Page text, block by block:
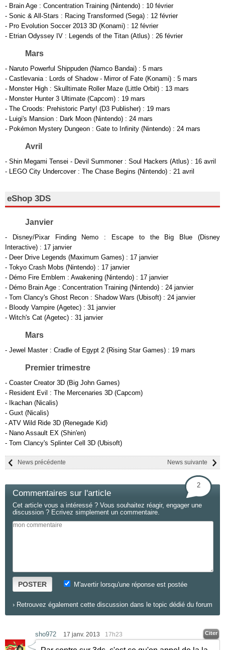
- Brain Age : Concentration Training (Nintendo) : 10 février
- Sonic & All-Stars : Racing Transformed (Sega) : 12 février
- Pro Evolution Soccer 2013 3D (Konami) : 12 février
- Etrian Odyssey IV : Legends of the Titan (Atlus) : 26 février
Mars
- Naruto Powerful Shippuden (Namco Bandai) : 5 mars
- Castlevania : Lords of Shadow - Mirror of Fate (Konami) : 5 mars
- Monster High : Skulltimate Roller Maze (Little Orbit) : 13 mars
- Monster Hunter 3 Ultimate (Capcom) : 19 mars
- The Croods: Prehistoric Party! (D3 Publisher) : 19 mars
- Luigi's Mansion : Dark Moon (Nintendo) : 24 mars
- Pokémon Mystery Dungeon : Gate to Infinity (Nintendo) : 24 mars
Avril
- Shin Megami Tensei - Devil Summoner : Soul Hackers (Atlus) : 16 avril
- LEGO City Undercover : The Chase Begins (Nintendo) : 21 avril
eShop 3DS
Janvier
- Disney/Pixar Finding Nemo : Escape to the Big Blue (Disney
Interactive) : 17 janvier
- Deer Drive Legends (Maximum Games) : 17 janvier
- Tokyo Crash Mobs (Nintendo) : 17 janvier
- Démo Fire Emblem : Awakening (Nintendo) : 17 janvier
- Démo Brain Age : Concentration Training (Nintendo) : 24 janvier
- Tom Clancy's Ghost Recon : Shadow Wars (Ubisoft) : 24 janvier
- Bloody Vampire (Agetec) : 31 janvier
- Witch's Cat (Agetec) : 31 janvier
Mars
- Jewel Master : Cradle of Egypt 2 (Rising Star Games) : 19 mars
Premier trimestre
- Coaster Creator 3D (Big John Games)
- Resident Evil : The Mercenaries 3D (Capcom)
- Ikachan (Nicalis)
- Guxt (Nicalis)
- ATV Wild Ride 3D (Renegade Kid)
- Nano Assault EX (Shin'en)
- Tom Clancy's Splinter Cell 3D (Ubisoft)
News suivante
News précédente
Commentaires sur l'article
2
Cet article vous a intéressé ? Vous souhaitez réagir, engager une
discussion ? Ecrivez simplement un commentaire.
POSTER M'avertir lorsqu'une réponse est postée
› Retrouvez également cette discussion dans le topic dédié du forum
sho972 17 janv. 2013 17h23 Citer